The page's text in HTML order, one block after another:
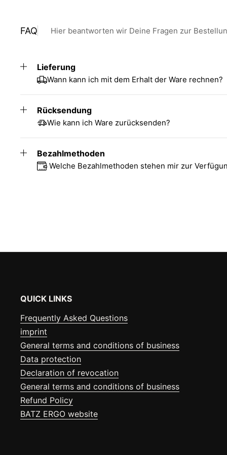
FAQ Hier beantworten wir Deine Fragen zur
Lieferung
Wann kann ich mit dem Erhalt der Ware rechnen?
Rücksendung
Wie kann ich Ware zurücksenden?
Bezahlmethoden
Welche Bezahlmethoden stehen mir zur
QUICK LINKS
Frequently Asked Questions
imprint
General terms and conditions of business
Data protection
Declaration of revocation
General terms and conditions of business
Refund Policy
BATZ ERGO website